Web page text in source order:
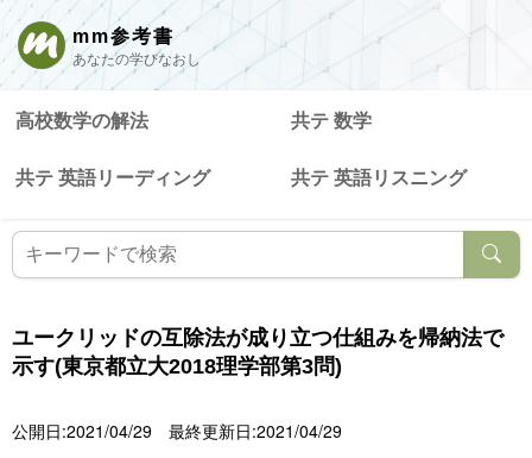
mm参考書
あなたの学びなおし
高校数学の解法 共テ 数学
共テ 英語リーディング 共テ 英語リスニング
ユークリッドの互除法が成り立つ仕組みを帰納法で
示す(東京都立大2018理学部第3問)
公開日:2021/04/29 最終更新日:2021/04/29